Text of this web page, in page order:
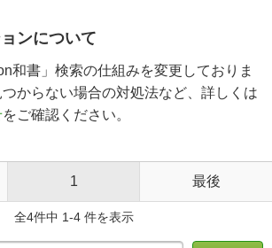
ンについて
和書」検索の仕組みを変更しておりま
からない場合の対処法など、詳しくは
をご確認ください。
1 最後
全4件中 1-4 件を表示